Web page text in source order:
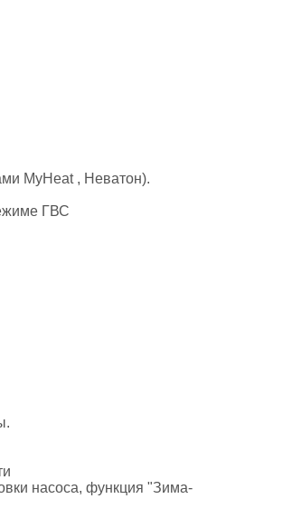
MyHeat , Неватон).
ГВС
насоса, функция "Зима-